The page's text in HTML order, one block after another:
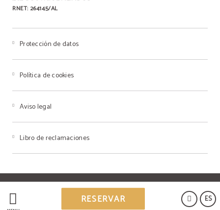
ES
RESERVAR
RNET: 264145/AL
Protección de datos
Política de cookies
Aviso legal
Libro de reclamaciones
Powered by Keytel